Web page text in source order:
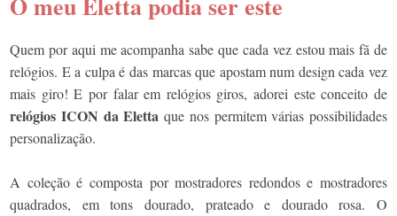
Quem por aqui me acompanha sabe que cada vez estou mais fã de
relógios. E a culpa é das marcas que apostam num design cada vez
mais giro! E por falar em relógios giros, adorei este conceito de
relógios ICON da Eletta que nos permitem várias possibilidades
personalização.
A coleção é composta por mostradores redondos e mostradores
quadrados, em tons dourado, prateado e dourado rosa. O